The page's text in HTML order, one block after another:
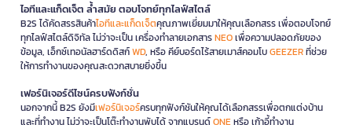
ไอทีและแก็ดเจ็ต ล้ำสมัย ตอบโจทย์ทุกไลฟ์สไตล์
B2S ได้คัดสรรสินค้าไอทีและแก็ดเจ็ตคุณภาพเยี่ยมมาให้คุณเลือกสรร เพื่อตอบโจทย์
ทุกไลฟ์สไตล์ดิจิทัล ไม่ว่าจะเป็น เครื่องทำลายเอกสารNEOเพื่อความปลอดภัยของ
ข้อมูล, เอ็กซ์เทอนัลฮาร์ดดิสก์WD, หรือ คีย์บอร์ดไร้สายเมาส์คอมโบGEEZERที่ช่วย
ให้การทำงานของคุณสะดวกสบายยิ่งขึ้น
เฟอร์นิเจอร์ดีไซน์ครบฟังก์ชั่น
นอกจากนี้ B2S ยังมีเฟอร์นิเจอร์ครบทุกฟังก์ชันให้คุณได้เลือกสรรเพื่อตกแต่งบ้าน
และที่ทำงาน ไม่ว่าจะเป็นโต๊ะทำงานพับได้ จากแบรนด์ONEหรือ เก้าอี้ทำงาน